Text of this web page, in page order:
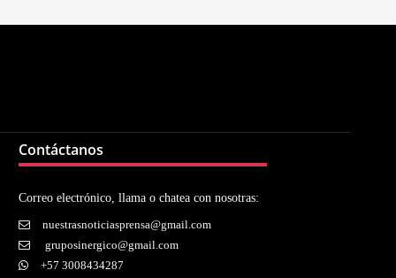
Contáctanos
Correo electrónico, llama o chatea con nosotras:
nuestrasnoticiasprensa@gmail.com
gruposinergico@gmail.com
+57 3008434287